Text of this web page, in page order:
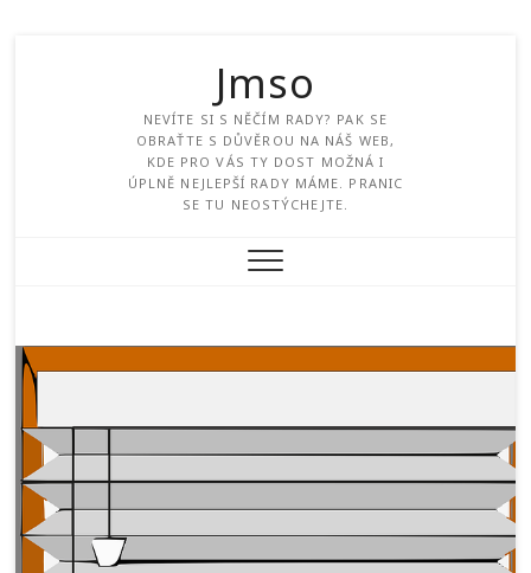
Jmso
NEVÍTE SI S NĚČÍM RADY? PAK SE
OBRAŤTE S DŮVĚROU NA NÁŠ WEB,
KDE PRO VÁS TY DOST MOŽNÁ I
ÚPLNĚ NEJLEPŠÍ RADY MÁME. PRANIC
SE TU NEOSTÝCHEJTE.